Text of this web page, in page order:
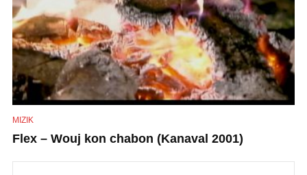
MIZIK
Flex – Wouj kon chabon (Kanaval 2001)